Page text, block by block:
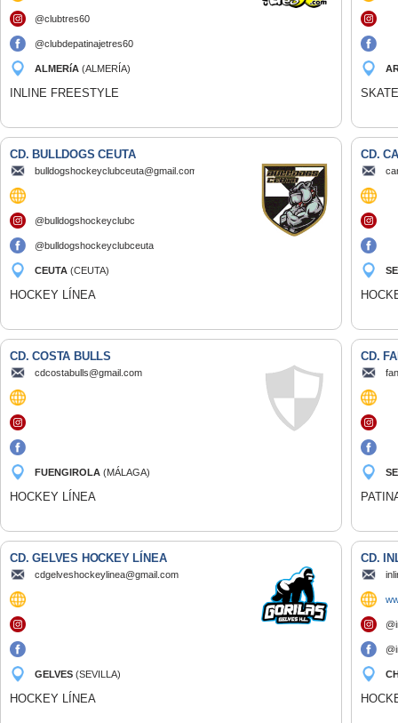
@clubtres60
@clubdepatinajetres60
ALMERíA (ALMERÍA)
INLINE FREESTYLE
CD. BULLDOGS CEUTA
bulldogshockeyclubceuta@gmail.com
@bulldogshockeyclubc
@bulldogshockeyclubceuta
CEUTA (CEUTA)
HOCKEY LÍNEA
CD.
CD. COSTA BULLS
cdcostabulls@gmail.com
FUENGIROLA (MÁLAGA)
HOCKEY LÍNEA
CD.
CD. GELVES HOCKEY LÍNEA
cdgelveshockeylinea@gmail.com
GELVES (SEVILLA)
HOCKEY LÍNEA
CD.